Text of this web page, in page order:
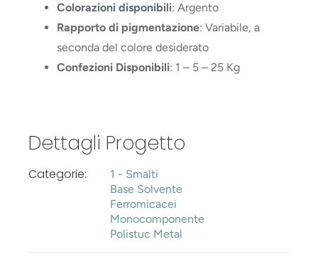
Colorazioni disponibili: Argento
Rapporto di pigmentazione: Variabile, a
seconda del colore desiderato
Confezioni Disponibili: 1 – 5 – 25 Kg
Dettagli Progetto
Categorie:
1 - Smalti
Base Solvente
Ferromicacei
Monocomponente
Polistuc Metal